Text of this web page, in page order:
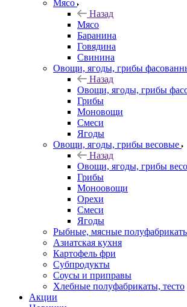
Мясо
Назад
Мясо
Баранина
Говядина
Свинина
Овощи, ягоды, грибы
Назад
Овощи, ягоды, грибы
Грибы
Моновощи
Смеси
Ягоды
Овощи, ягоды, грибы весовые
Назад
Овощи, ягоды, грибы
Грибы
Моноовощи
Орехи
Смеси
Ягоды
Рыбные, мясные
Азиатская кухня
Картофель фри
Субпродукты
Соусы и приправы
Хлебные полуфабрикаты, тесто
Акции